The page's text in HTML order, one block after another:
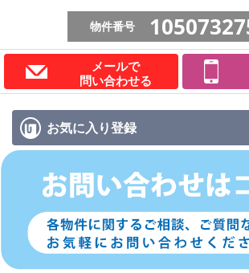
物件番号
メールで
問い合わせる
お気に入り登録